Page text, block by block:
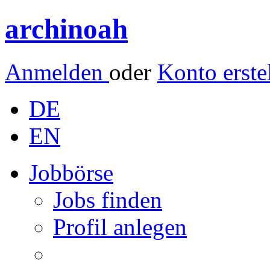
archinoah
Anmelden oder Konto
DE
EN
Jobbörse
Jobs finden
Profil anlegen